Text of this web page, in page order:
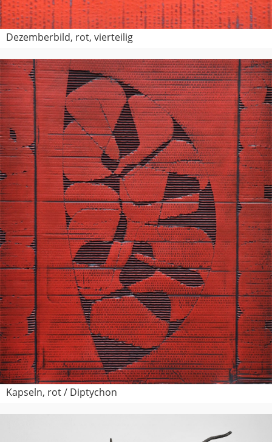
Dezemberbild, rot, vierteilig
Kapseln, rot / Diptychon